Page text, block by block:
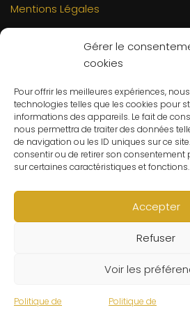
Gérer le
cookies
Pour offrir les meilleures expériences,
technologies telles que les cookies pour
informations des appareils. Le fait de
nous permettra de traiter des données
de navigation ou les ID uniques sur ce
consentir ou de retirer son consentement
sur certaines caractéristiques et fonctions.
Accepter
Refuser
Voir les
Politique de Politique de
Mentions Légales
Contact
C.G.V
Suivre ma commande
CONTACT
Un problème ? Une question ? Le
à votre disposition 7j/7 et 24h/24.
Notre règle d’or ? Un client 100%
© Le Refuge du Sorcier™